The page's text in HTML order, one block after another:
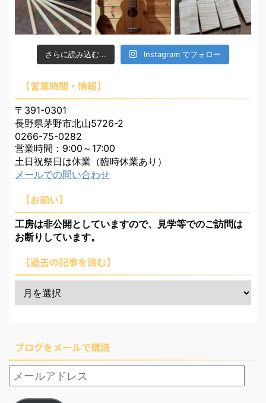
さらに読み込む... Instagram でフォロー
【営業時間・情報】
〒391-0301
長野県茅野市北山5726-2
0266-75-0282
営業時間：9:00～17:00
土日祝祭日は休業（臨時休業あり）
メールでの問い合わせ
【お願い】
工房は非公開としていますので、見学等でのご訪問は
お断りしています。
【過去の記事を読む】
ブログをメールで購読